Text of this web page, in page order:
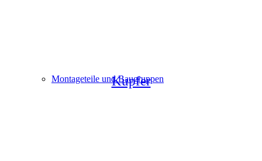
Montageteile und Baugruppen
Kupfer